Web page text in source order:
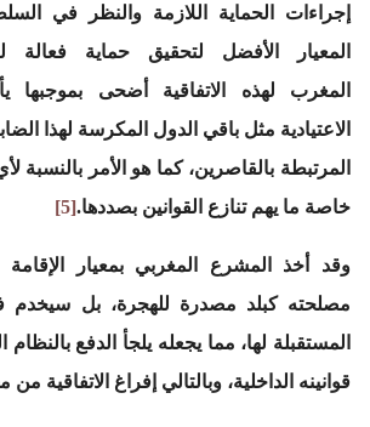
إجراءات الحماية اللازمة والنظر في
المعيار الأفضل لتحقيق حماية فعالة
المغرب لهذه الاتفاقية أضحى بموجبها
الاعتيادية مثل باقي الدول المكرسة لهذا
المرتبطة بالقاصرين، كما هو الأمر بالنسبة
خاصة ما يهم تنازع القوانين بصددها.[5]
وقد أخذ المشرع المغربي بمعيار الإقامة
مصلحته كبلد مصدرة للهجرة، بل
المستقبلة لها، مما يجعله يلجأ الدفع
قوانينه الداخلية، وبالتالي إفراغ الاتفاقية من